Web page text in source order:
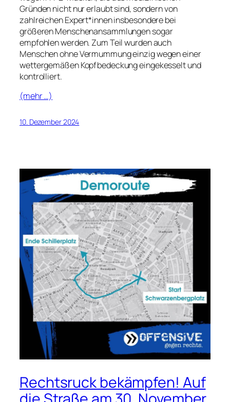
Gründen nicht nur erlaubt sind, sondern von
zahlreichen Expert*innen insbesondere bei
größeren Menschenansammlungen sogar
empfohlen werden. Zum Teil wurden auch
Menschen ohne Vermummung einzig wegen einer
wettergemäßen Kopfbedeckung eingekesselt und
kontrolliert.
(mehr …)
10. Dezember 2024
Rechtsruck bekämpfen! Auf